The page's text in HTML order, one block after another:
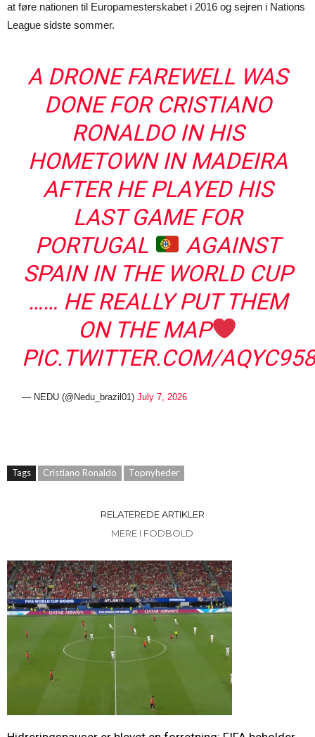
at føre nationen til Europamesterskabet i 2016 og sejren i Nations
League sidste sommer.
A DRONE FAREWELL WAS
DONE FOR CRISTIANO
RONALDO IN HIS
HOMETOWN IN MADEIRA
AFTER HE PLAYED HIS
LAST GAME FOR
PORTUGAL
AGAINST
SPAIN IN THE WORLD CUP
…… HE REALLY PUT THEM
ON THE MAP
PIC.TWITTER.COM/
— NEDU (@Nedu_brazil01)July 7, 2026
Tags Cristiano Ronaldo Topnyheder
RELATEREDE ARTIKLER
MERE I FODBOLD